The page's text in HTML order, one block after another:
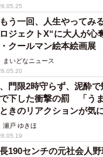
もう一回、人生やって
ジェクトX“に大人が
クールマン絵本絵画展
館
まいどなニュース
門限2時守らず、泥酔
下した衝撃の罰 「う
きのリアクションが気
瀬戸 ゆきほ
190センチの元社会人